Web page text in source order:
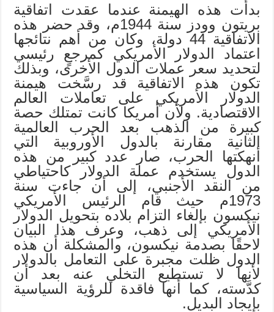
بدأت هذه الهيمنة عندما عقدت اتفاقية
بريتون وودز سنة 1944م، وقد حضر هذه
الاتفاقية 44 دولة، وكان من أهم نتائجها
اعتماد الدولار الأمريكي كمرجعٍ رئيسي
لتحديد سعر عملات الدول الأخرى، وبذلك
تكون هذه الاتفاقية قد رسَّخت هيمنة
الدولار الأمريكي على تعاملات العالم
الاقتصادية. ولأن أمريكا كانت تمتلك حصة
كبيرة من الذهب بعد الحرب العالمية
الثانية مقارنة بالدول الأوروبية التي
أنهكتها الحرب، صار عدد كبير من هذه
الدول يستخدم عملة الدولار كاحتياطي
من النقد الأجنبي، إلى أن جاءت سنة
1973م حيث قام الرئيس الأمريكي
نيكسون بإلغاء التزام بلاده بتحويل الدولار
الأمريكي إلى ذهب، وعرف هذا البيان
لاحقًا بصدمة نيكسون، والمشكلة أن هذه
الدول ظلت مجبرة على التعامل بالدولار
لأنها لا تستطيع التخلي عنه بعد أن
كدَّسته، كما أنها فاقدة للرؤية السياسية
بإيجاد البديل.